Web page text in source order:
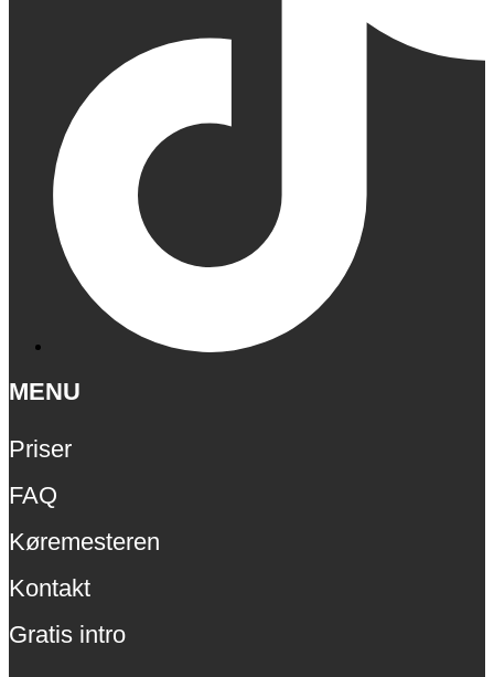
MENU
Priser
FAQ
Køremesteren
Kontakt
Gratis intro